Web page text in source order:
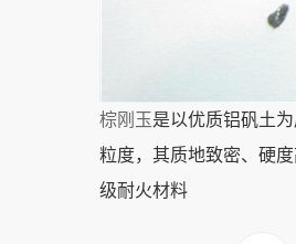
棕刚玉是以优质铝矾土
粒度，其质地致密、硬
级耐火材料